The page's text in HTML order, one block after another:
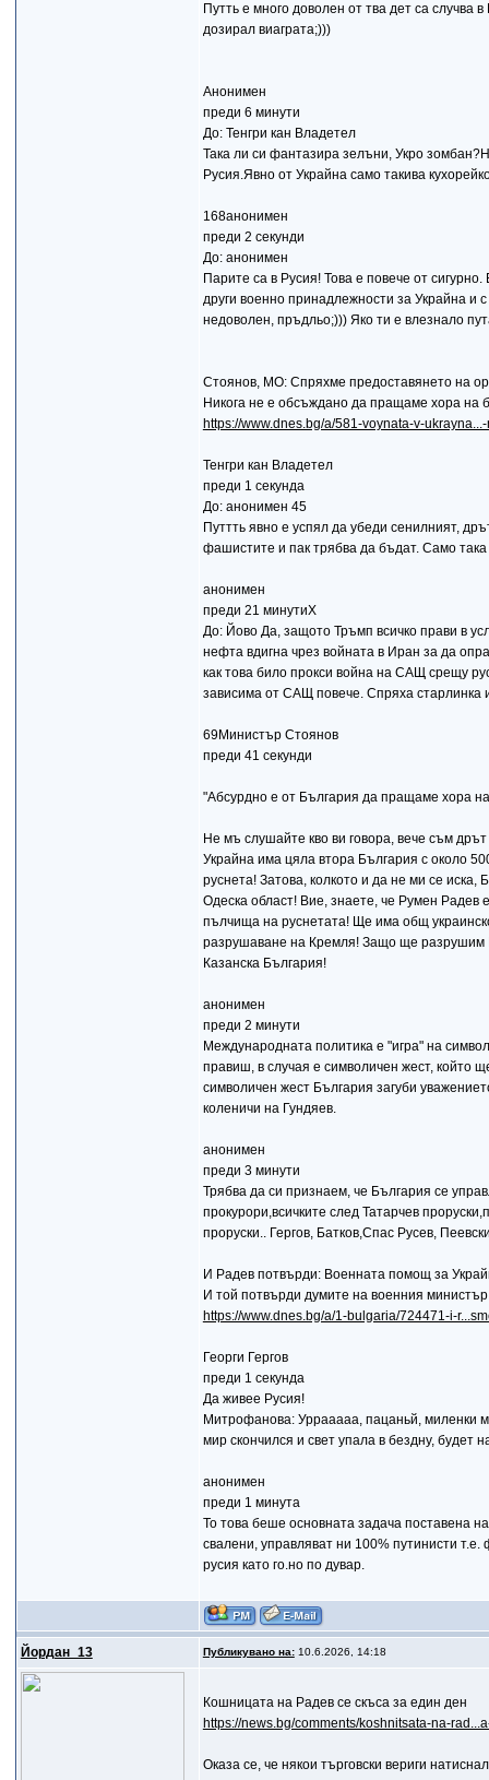
Путть е много доволен от тва дет са
дозирал виаграта;)))
Анонимен
преди 6 минути
До: Тенгри кан Владетел
Така ли си фантазира зелъни, Укро
Русия.Явно от Украйна само такива
168анонимен
преди 2 секунди
До: анонимен
Парите са в Русия! Това е повече от
други военно принадлежности за Украйна и
недоволен, пръдльо;))) Яко ти е влезнало
Стоянов, МО: Спряхме предоставянето на
Никога не е обсъждано да пращаме хора на
https://www.dnes.bg/a/581-voynata-v-
Тенгри кан Владетел
преди 1 секунда
До: анонимен 45
Путтть явно е успял да убеди сенилният,
фашистите и пак трябва да бъдат. Само
анонимен
преди 21 минутиХ
До: Йово Да, защото Тръмп всичко прави в
нефта вдигна чрез войната в Иран за да
как това било прокси война на САЩ срещу
зависима от САЩ повече. Спряха старлинка
69Министър Стоянов
преди 41 секунди
"Абсурдно е от България да пращаме хора
Не мъ слушайте кво ви говора, вече съм
Украйна има цяла втора България с около
руснета! Затова, колкото и да не ми се
Одеска област! Вие, знаете, че Румен Радев
пълчища на руснетата! Ще има общ
разрушаване на Кремля! Защо ще разрушим
Казанска България!
анонимен
преди 2 минути
Международната политика е "игра" на
правиш, в случая е символичен жест, който
символичен жест България загуби
коленичи на Гундяев.
анонимен
преди 3 минути
Трябва да си признаем, че България се
прокурори,всичките след Татарчев
проруски.. Гергов, Батков,Спас Русев,
И Радев потвърди: Военната помощ за
И той потвърди думите на военния министър
https://www.dnes.bg/a/1-bulgaria/724471-i-
Георги Гергов
преди 1 секунда
Да живее Русия!
Митрофанова: Уррааааа, пацаньй, миленки
мир скончился и свет упала в бездну, будет
анонимен
преди 1 минута
То това беше основната задача поставена
свалени, управляват ни 100% путинисти
русия като го.но по дувар.
Йордан_13 Публикувано на:10.6.2026, 14:18
Кошницата на Радев се скъса за един ден
https://news.bg/comments/koshnitsata-na-
Оказа се, че някои търговски вериги